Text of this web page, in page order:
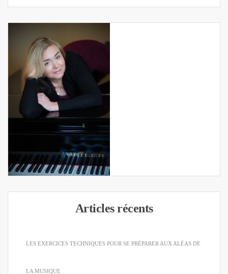
Articles récents
LES EXERCICES TECHNIQUES POUR SE PRÉPARER AUX ALÉAS DE
LA MUSIQUE